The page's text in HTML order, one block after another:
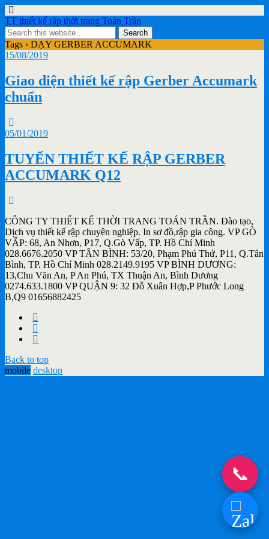
TT thiết kế rập thời trang Toán Trần
Tags › DẠY GERBER ACCUMARK
15/08/2019
Giao diện thiết kế rập Gerber Accumark
chuẩn
05/01/2019
TUYỂN THIẾT KẾ RẬP GERBER
ACCUMARK Q12
CÔNG TY THIẾT KẾ THỜI TRANG TOÁN TRẦN. Đào tạo,
Dịch vụ thiết kế rập chuyên nghiệp. In sơ đồ,rập gia công. VP GÒ
VẤP: 68, An Nhơn, P17, Q.Gò Vấp, TP. Hồ Chí Minh
028.6676.2050 VP TÂN BÌNH: 53/20, Phạm Phú Thứ, P11, Q.Tân
Bình, TP. Hồ Chí Minh 028.2149.9195 VP BÌNH DƯƠNG:
13,Chu Văn An, P An Phú, TX Thuận An, Bình Dương
0274.633.1800 VP QUẬN 9: 32 Đỗ Xuân Hợp,P Phước Long
B,Q9 01656882425
Back to top
mobile desktop
📞